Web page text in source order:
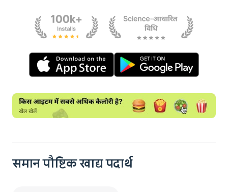
समान पौष्टिक खाद्य पदार्थ